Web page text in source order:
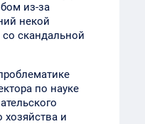
из-за
некой
скандальной
по науке
хозяйства и